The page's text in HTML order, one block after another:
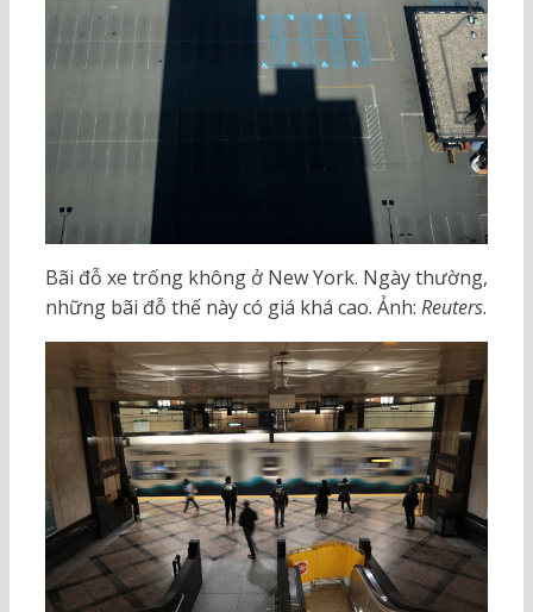
Bãi đỗ xe trống không ở New York. Ngày thường,
những bãi đỗ thế này có giá khá cao. Ảnh: Reuters.